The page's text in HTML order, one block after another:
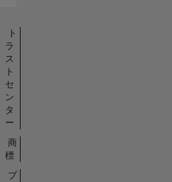
ト
ラ
ス
ト
セ
ン
タ
ー
商
標
プ